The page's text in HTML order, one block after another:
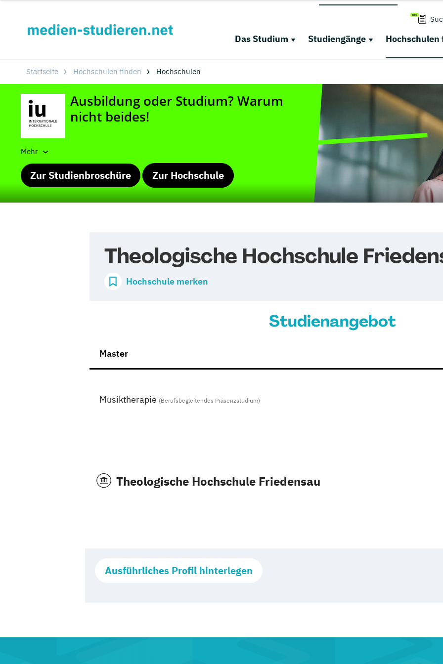
Das Studium Studiengänge Hochschulen
Startseite Hochschulen finden Hochschulen
Mehr
Zur Studienbroschüre Zur Hochschule
Theologische Hochschule
Hochschule merken
Studienangebot
Master
Musiktherapie (Berufsbegleitendes Präsenzstudium)
Theologische Hochschule Friedensau
Ausführliches Profil hinterlegen